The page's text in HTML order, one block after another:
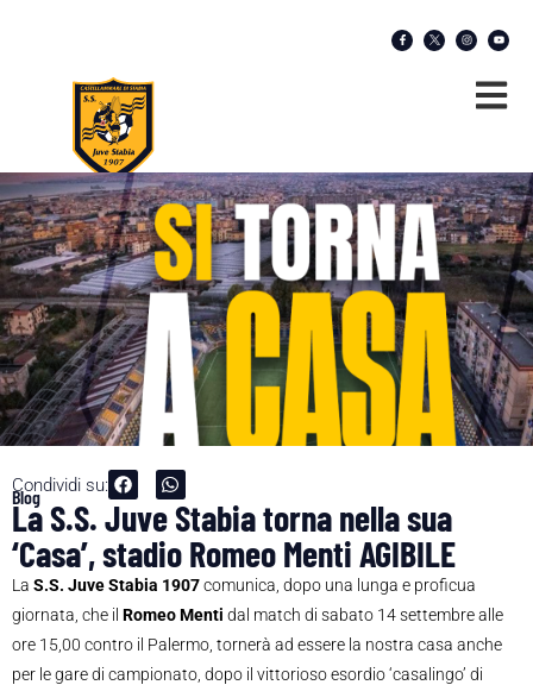
Condividi su:
Blog
La S.S. Juve Stabia torna nella sua
‘Casa’, stadio Romeo Menti AGIBILE
La S.S. Juve Stabia 1907comunica, dopo una lunga e proficua
giornata, che il Romeo Menti dal match di sabato 14 settembre alle
ore 15,00 contro il Palermo, tornerà ad essere la nostra casa anche
per le gare di campionato, dopo il vittorioso esordio ‘casalingo’ di